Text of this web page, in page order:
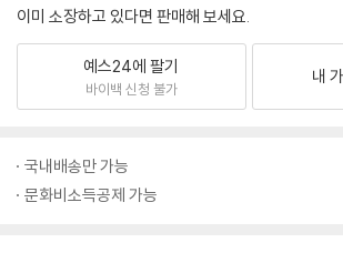
이미 소장하고 있다면 판매해 보세요.
예스24에 팔기
바이백 신청 불가
내
국내배송만 가능
문화비소득공제 가능